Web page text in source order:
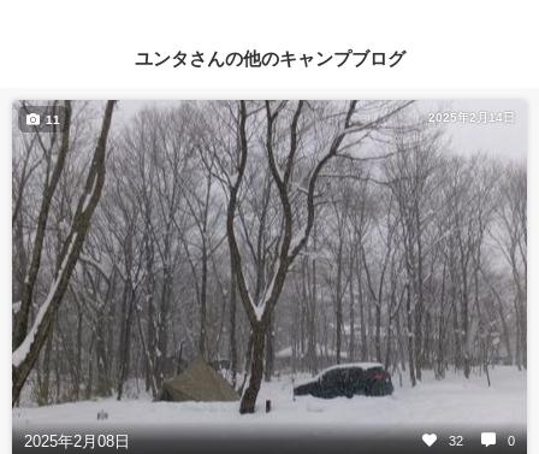
ユンタさんの他のキャンプブログ
2025年2月14日
2025年2月08日 32 0
11